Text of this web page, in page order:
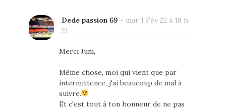
Dede passion 69 - mar 1 Fév 22 à 18 h
21
Merci Juni,
Même chose, moi qui vient que par
intermittence, j'ai beaucoup de mal à
suivre.
Et c'est tout à ton honneur de ne pas